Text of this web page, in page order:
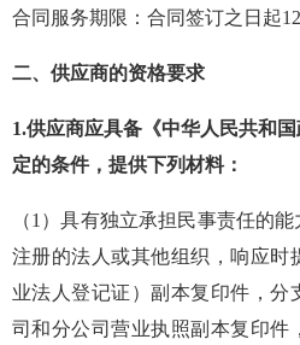
合同 服务期限： 合同签订之日起12
二、 供应商的资格要求
1.供应商应具备《中华人民共和
定的条件，提供下列材料：
（1 ）具有独立承担民事责任的
注册的法人或其他组织，响应时
业法人登记证）副本复印件，分
司和分公司营业执照副本复印件